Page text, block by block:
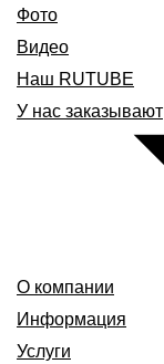
Фото
Видео
Наш RUTUBE
У нас заказывают
О компании
Информация
Услуги